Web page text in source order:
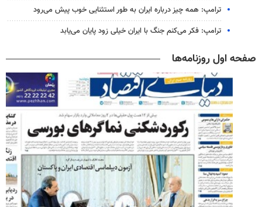
ترامپ: همه چیز درباره ایران به طور استثنایی خوب پیش می‌رود
ترامپ: فکر می‌کنم جنگ با ایران خیلی زود پایان می‌یابد
صفحه اول روزنامه‌ها